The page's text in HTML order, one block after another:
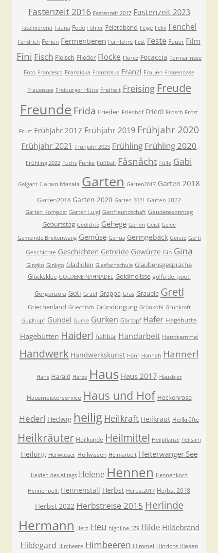
Fastenzeit 2016 Fastenzeit 2017 Fastenzeit 2023
faszinierend Fauna Fede Fehler Feierabend Feige Felix Fenchel
Fendrich Ferien Fermentieren Fernlehre Fest Feste Feuer Film
Fini Fisch Fleisch Flieder Flocke Florez Focaccia Formarinsee
Foto Francesco Franziska Franziskus Franzl Frauen Frauenoase
Frauensee Freiburger Hütte Freiheit Freising Freude
Freunde Frida Frieden Friedhof Friedl Frosch Frost
Frust Frühjahr 2017 Frühjahr 2019 Frühjahr 2020
Frühjahr 2021 Frühjahr 2023 Frühling Frühling 2020
Frühling 2022 Fuchs Funke Fußball Fåsnåcht Fülle Gabi
Galgant Garam Masala Garten Garten2017 Garten 2018
Garten2018 Garten 2020 Garten 2021 Garten 2022
Garten Kompost Garten Luigi Gastfreundschaft Gaudetesonntag
Geburtstag Gedichte Gehege Gehen Geist Gelee
Gemeinde Breitenwang Gemüse Genua Germgebäck Gerste Gerti
Geschichte Geschichten Getreide Gewürze Gin Gina
Gingko Ginkgo Gladiolen Glasfachschule Glaubensgespräche
Glücksklee GOLDENE NÄHNADEL Goldmelisse golfo dei poeti
Gorgonzola Goti Grabl Grappa Gras Grauele Gretl
Griechenland Griechisch Gründüngung Grünkohl Grünkraft
Guglhupf Gundel Gurke Gurken Gärtopf Hafer Hagebutte
Hagebutten Haiderl haltbar Handarbeit Handsemmel
Handwerk Handwerkskunst Hanf Hannah Hannerl
Hans Harald Harze Haus Haus 2017 Hausbier
Hausmeisterservice Haus und Hof Heckenrose
Hederl Hedwig heilig Heilkraft Heilkraut Heilkräfte
Heilkräuter Heilkunde Heilmittel Heilpflanze heilsam
Heilung Heilwasser Heilwissen Heimarbeit Heiterwanger See
Helden des Alltags Helene Hennen Hennenkoch
Hennenpulli Hennenstall Herbst Herbst2017 Herbst 2018
Herbst 2022 Herbstreise 2015 Herlinde
Hermann Herz Heu highline 179 Hilde Hildebrand
Hildegard Himbeere Himbeeren Himmel Hinrichs Riesen